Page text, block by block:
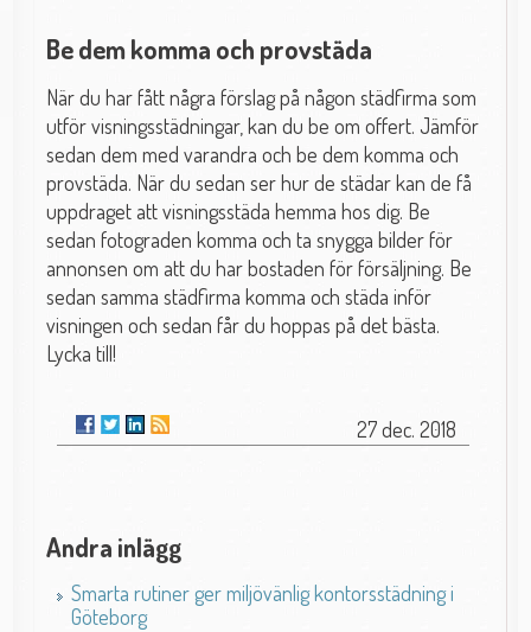
Be dem komma och provstäda
När du har fått några förslag på någon städfirma som
utför visningsstädningar, kan du be om offert. Jämför
sedan dem med varandra och be dem komma och
provstäda. När du sedan ser hur de städar kan de få
uppdraget att visningsstäda hemma hos dig. Be
sedan fotograden komma och ta snygga bilder för
annonsen om att du har bostaden för försäljning. Be
sedan samma städfirma komma och städa inför
visningen och sedan får du hoppas på det bästa.
Lycka till!
27 dec. 2018
Andra inlägg
Smarta rutiner ger miljövänlig kontorsstädning i
Göteborg